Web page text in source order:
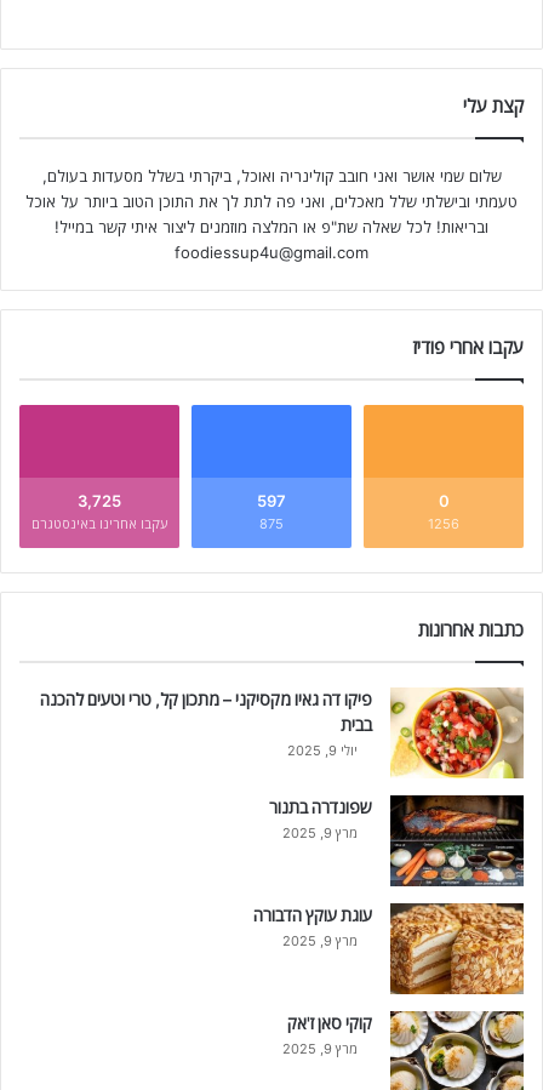
קצת עלי
שלום שמי אושר ואני חובב קולינריה ואוכל, ביקרתי בשלל מסעדות בעולם,
טעמתי ובישלתי שלל מאכלים, ואני פה לתת לך את התוכן הטוב ביותר על אוכל
ובריאות! לכל שאלה שת"פ או המלצה מוזמנים ליצור איתי קשר במייל!
foodiessup4u@gmail.com
עקבו אחרי פודיז
0
1256
597
875
3,725
עקבו אחרינו באינסטגרם
כתבות אחרונות
פיקו דה גאיו מקסיקני – מתכון קל, טרי וטעים להכנה
בבית
יולי 9, 2025
שפונדרה בתנור
מרץ 9, 2025
עוגת עוקץ הדבורה
מרץ 9, 2025
קוקי סאן ז'אק
מרץ 9, 2025